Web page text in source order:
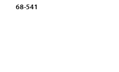
68-541